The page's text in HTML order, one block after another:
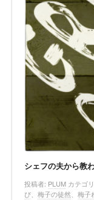
シェフの夫から教
投稿者: PLUM カテゴ
ぴ、 梅子の徒然、 梅子